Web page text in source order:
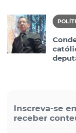
Inscreva-se
receber